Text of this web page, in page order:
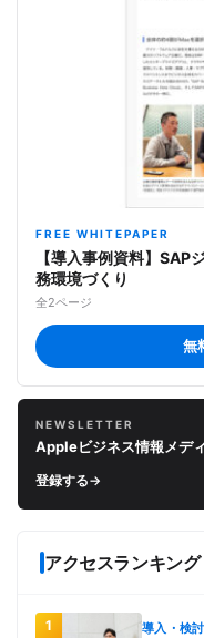
FREE WHITEPAPER
【導入事例資料】
務環境づくり
全2ページ
無
NEWSLETTER
Appleビジネス情報メデ
登録する→
アクセスランキング
1 導入・検討